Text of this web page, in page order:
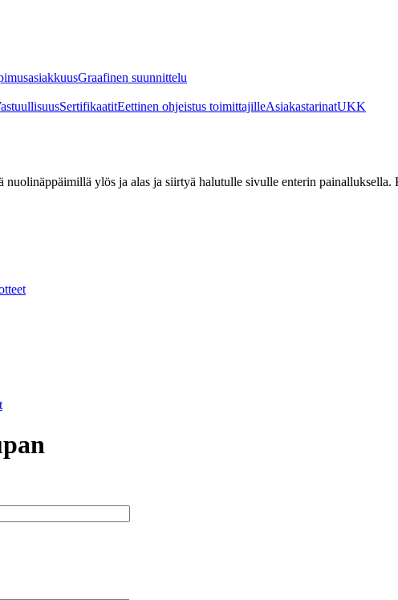
Graafinen suunnittelu
SertifikaatitEettinen ohjeistus toimittajilleAsiakastarinatUKK
ylös ja alas ja siirtyä halutulle sivulle enterin